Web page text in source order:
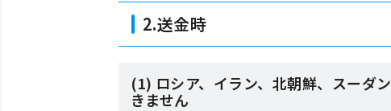
2.送金時
(1) ロシア、イラン、北朝鮮、スーダ
きません